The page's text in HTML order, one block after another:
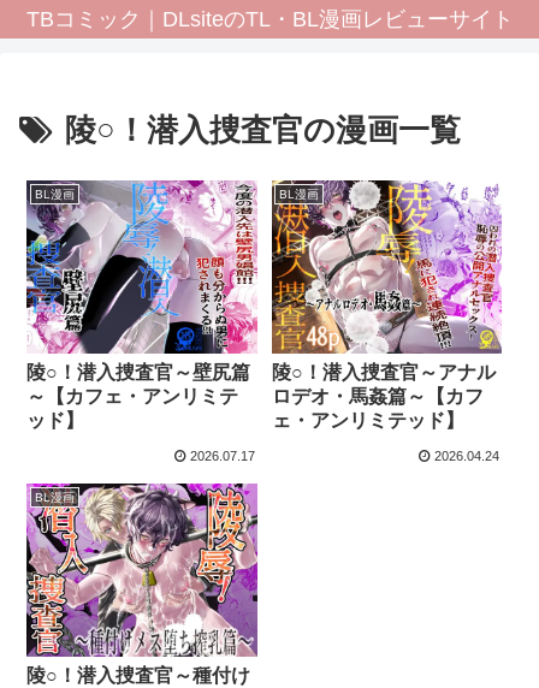
TBコミック｜DLsiteのTL・BL漫画レビューサイト
陵○！潜入捜査官の漫画一覧
BL漫画
陵○！潜入捜査官～壁尻篇
～【カフェ・アンリミテ
ッド】
2026.07.17
BL漫画
陵○！潜入捜査官～アナル
ロデオ・馬姦篇～【カフ
ェ・アンリミテッド】
2026.04.24
BL漫画
陵○！潜入捜査官～種付け